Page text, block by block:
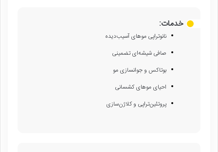
خدمات:
نانو‌تراپی موهای آسیب‌دیده
صافی شیشه‌ای تضمینی
بوتاکس و جوانسازی مو
احیای موهای کشسانی
پروتئین‌تراپی و کلاژن‌سازی